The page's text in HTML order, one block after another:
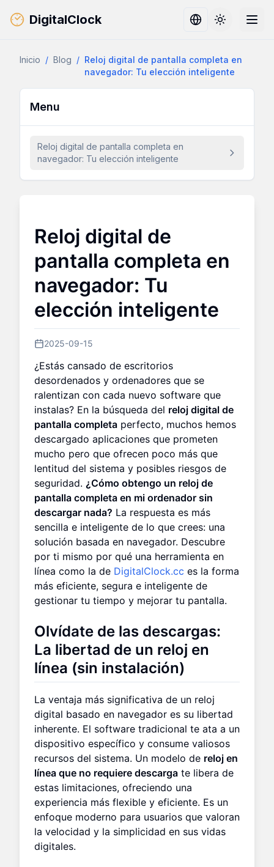
DigitalClock Toggle
Inicio / Blog / Reloj digital de pantalla completa en
navegador: Tu elección inteligente
Menu
Reloj digital de pantalla completa en
navegador: Tu elección inteligente
Reloj digital de
pantalla completa en
navegador: Tu
elección inteligente
2025-09-15
¿Estás cansado de escritorios
desordenados y ordenadores que se
ralentizan con cada nuevo software que
instalas? En la búsqueda del reloj digital de
pantalla completa perfecto, muchos hemos
descargado aplicaciones que prometen
mucho pero que ofrecen poco más que
lentitud del sistema y posibles riesgos de
seguridad. ¿Cómo obtengo un reloj de
pantalla completa en mi ordenador sin
descargar nada? La respuesta es más
sencilla e inteligente de lo que crees: una
solución basada en navegador. Descubre
por ti mismo por qué una herramienta en
línea como la de DigitalClock.cc es la forma
más eficiente, segura e inteligente de
gestionar tu tiempo y mejorar tu pantalla.
Olvídate de las descargas:
La libertad de un reloj en
línea (sin instalación)
La ventaja más significativa de un reloj
digital basado en navegador es su libertad
inherente. El software tradicional te ata a un
dispositivo específico y consume valiosos
recursos del sistema. Un modelo de reloj en
línea que no requiere descarga te libera de
estas limitaciones, ofreciendo una
experiencia más flexible y eficiente. Es un
enfoque moderno para usuarios que valoran
la velocidad y la simplicidad en sus vidas
digitales.